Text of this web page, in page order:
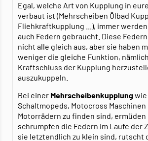
Egal, welche Art von Kupplung in
verbaut ist (Mehrscheiben Ölbad
Fliehkraftkupplung ...), immer
auch Federn gebraucht. Diese
nicht alle gleich aus, aber sie haben
weniger die gleiche Funktion,
Kraftschluss der Kupplung
auszukuppeln.
Bei einer Mehrscheibenkupplungwie
Schaltmopeds, Motocross Maschinen
Motorrädern zu finden sind, ermüden
schrumpfen die Federn im Laufe der
sie letztendlich zu klein sind, rutscht